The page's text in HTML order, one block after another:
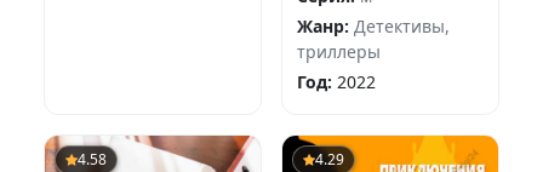
Жанр: Детективы,
триллеры
Год: 2022
4.58 4.29